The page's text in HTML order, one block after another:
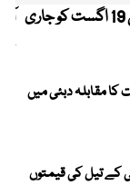
کیریبین پریمیئر لیگ ، قومی کرکٹرز کو این او سی 19 اگست کو جاری
اور بھارت کا مقابلہ دبئی میں
کے تیل کی قیمتوں